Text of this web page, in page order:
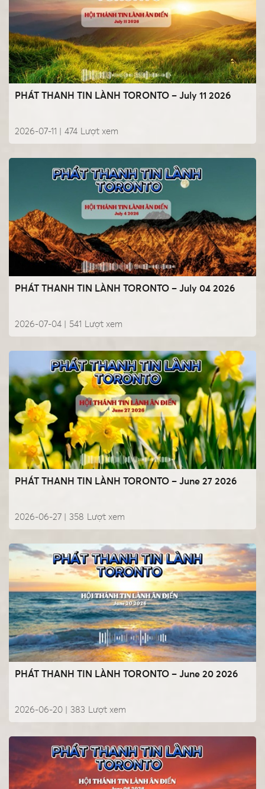
PHÁT THANH TIN LÀNH TORONTO – July 11 2026
2026-07-11 | Lượt xem
474
PHÁT THANH TIN LÀNH TORONTO – July 04 2026
2026-07-04 | Lượt xem
541
PHÁT THANH TIN LÀNH TORONTO – June 27 2026
2026-06-27 | Lượt xem
358
PHÁT THANH TIN LÀNH TORONTO – June 20 2026
2026-06-20 | Lượt xem
383